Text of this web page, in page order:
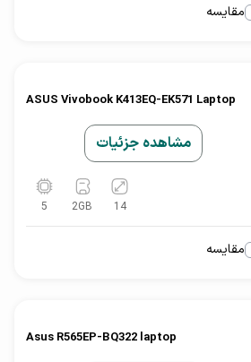
مقایسه
14
2GB
5
ASUS Vivobook K413EQ-EK571 Laptop
مشاهده جزئیات
مقایسه
Asus R565EP-BQ322 laptop